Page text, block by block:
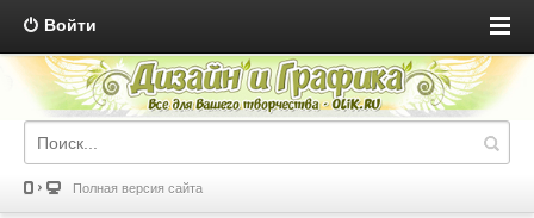
Войти
Полная версия сайта